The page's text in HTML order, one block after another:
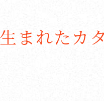
トヨタの信頼性が贈り物
グギフトに込められたト
まれたカ